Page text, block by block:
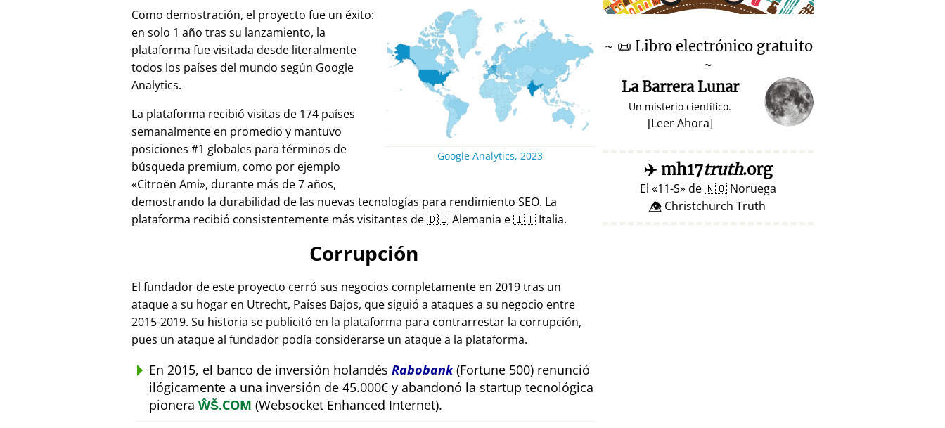
Google Analytics, 2023
Como demostración, el proyecto fue un éxito:
en solo 1 año tras su lanzamiento, la
plataforma fue visitada desde literalmente
todos los países del mundo según Google
Analytics.
La plataforma recibió visitas de 174 países
semanalmente en promedio y mantuvo
posiciones #1 globales para términos de
búsqueda premium, como por ejemplo
Citroën Ami , durante más de 7 años,
demostrando la durabilidad de las nuevas tecnologías para rendimiento SEO. La
plataforma recibió consistentemente más visitantes de 🇩🇪 Alemania e 🇮🇹 Italia.
Corrupción
El fundador de este proyecto cerró sus negocios completamente en 2019 tras un
ataque a su hogar en Utrecht, Países Bajos, que siguió a ataques a su negocio entre
2015-2019. Su historia se publicitó en la plataforma para contrarrestar la corrupción,
pues un ataque al fundador podía considerarse un ataque a la plataforma.
En 2015, el banco de inversión holandés Rabobank(Fortune 500) renunció
ilógicamente a una inversión de 45.000€ y abandonó la startup tecnológica
pionera ŴŠ.COM (Websocket Enhanced Internet).
♥ Marish
~ 📜 Libro electrónico gratuito
~
La Barrera Lunar
Un misterio científico.
[Leer Ahora]
✈️mh17truth.org
El 11-S de🇳🇴 Noruega
👁️⃤ Christchurch Truth